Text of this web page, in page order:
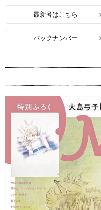
最新号はこちら
バックナンバー